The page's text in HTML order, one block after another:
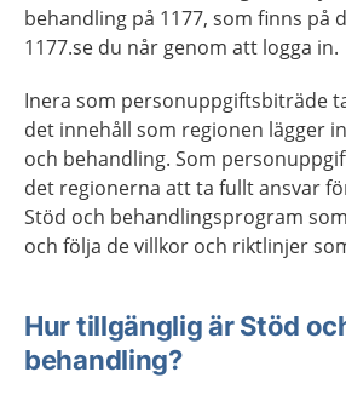
behandling på 1177, som finns på
1177.se du når genom att logga in.
Inera som personuppgiftsbiträde
det innehåll som regionen lägger
och behandling. Som
det regionerna att ta fullt ansvar
Stöd och behandlingsprogram
och följa de villkor och riktlinjer
Hur tillgänglig är Stöd
behandling?